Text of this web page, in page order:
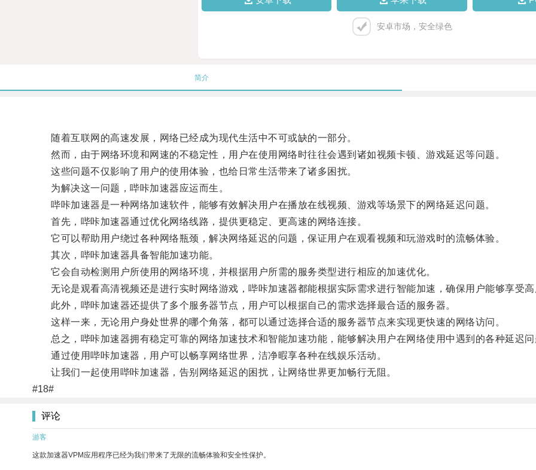
安卓市场，安全绿色
简介
随着互联网的高速发展，网络已经成为现代生活中不可或缺的一部分。
然而，由于网络环境和网速的不稳定性，用户在使用网络时往往会遇到诸如视频卡顿、游戏延迟等问题。
这些问题不仅影响了用户的使用体验，也给日常生活带来了诸多困扰。
为解决这一问题，哔咔加速器应运而生。
哔咔加速器是一种网络加速软件，能够有效解决用户在播放在线视频、游戏等场景下的网络延迟问题。
首先，哔咔加速器通过优化网络线路，提供更稳定、更高速的网络连接。
它可以帮助用户绕过各种网络瓶颈，解决网络延迟的问题，保证用户在观看视频和玩游戏时的流畅体验。
其次，哔咔加速器具备智能加速功能。
它会自动检测用户所使用的网络环境，并根据用户所需的服务类型进行相应的加速优化。
无论是观看高清视频还是进行实时网络游戏，哔咔加速器都能根据实际需求进行智能加速，确保用户能够享受高
此外，哔咔加速器还提供了多个服务器节点，用户可以根据自己的需求选择最合适的服务器。
这样一来，无论用户身处世界的哪个角落，都可以通过选择合适的服务器节点来实现更快速的网络访问。
总之，哔咔加速器拥有稳定可靠的网络加速技术和智能加速功能，能够解决用户在网络使用中遇到的各种延迟问
通过使用哔咔加速器，用户可以畅享网络世界，洁净暇享各种在线娱乐活动。
让我们一起使用哔咔加速器，告别网络延迟的困扰，让网络世界更加畅行无阻。
#18#
评论
游客
这款加速器VPM应用程序已经为我们带来了无限的流畅体验和安全性保护。